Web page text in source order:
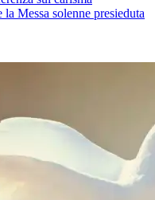
Messa solenne presieduta